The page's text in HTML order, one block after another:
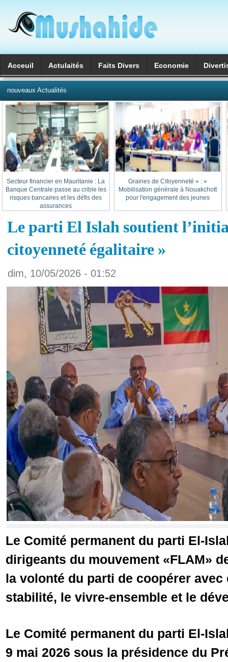
Acceuil Actulaités Faits Divers Economie
nouveaux Actualités
« Graines de Citoyenneté » :
Mobilisation générale à Nouakchott
pour l'engagement des jeunes
Secteur financier en Mauritanie : La
Banque Centrale passe au crible les
risques bancaires et les défis des
assurances
Le parti El Islah soutient
citoyenneté égalitaire »
dim, 10/05/2026 - 01:52
Le Comité permanent du parti El-
dirigeants du mouvement «FLAM»
la volonté du parti de coopérer
stabilité, le vivre-ensemble et le
Le Comité permanent du parti El-
9 mai 2026 sous la présidence du